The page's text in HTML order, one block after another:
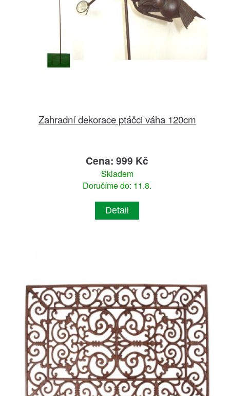
Zahradní dekorace ptáčci váha 120cm
Cena: 999 Kč
Skladem
Doručíme do: 11.8.
Detail